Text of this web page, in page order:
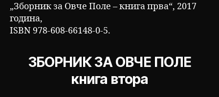
„Зборник за Овче Поле – книга прва“, 2017
година,
ISBN 978-608-66148-0-5.
ЗБОРНИК ЗА ОВЧЕ ПОЛЕ
книга втора